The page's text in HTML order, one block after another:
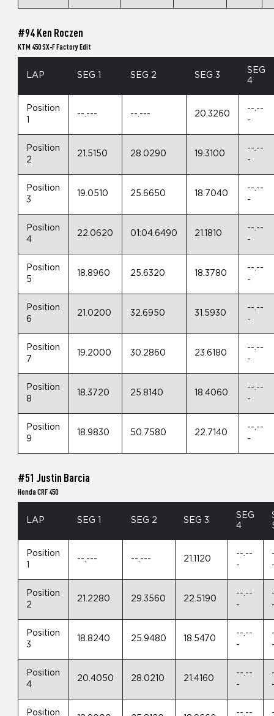
#94 Ken Roczen
KTM 450 SX-F Factory Edit
LAP SEG 1 SEG 2 SEG 3
SEG
4
Position
--.--- --.--- 20.3260
--.--
-
Position
2
21.5150 28.0290 19.3100
--.--
-
Position
3
19.0510 25.6650 18.7040
--.--
-
Position
4
22.0620 01:04.6490 21.1810
--.--
-
Position
5
18.8960 25.6320 18.3780
--.--
-
Position
6
21.0200 32.6950 31.5930
--.--
-
Position
7
19.2000 30.2860 23.6180
--.--
-
Position
8
18.3720 25.8140 18.4060
--.--
-
Position
9
18.9830 50.7580 22.7140
--.--
-
#51 Justin Barcia
Honda CRF 450
LAP SEG 1 SEG 2 SEG 3
SEG
4
Position
1
--.--- --.--- 21.1120
--.--
-
Position
2
21.2280 29.3560 22.5190
--.--
-
Position
3
18.8240 25.9480 18.5470
--.--
-
Position
4
20.4050 28.0210 21.4160
--.--
-
Position
--.--